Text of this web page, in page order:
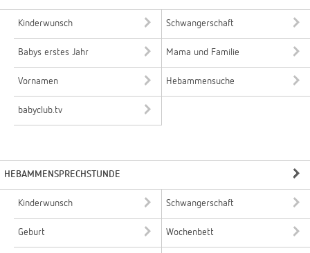
Kinderwunsch Schwangerschaft
Babys erstes Jahr Mama und Familie
Vornamen Hebammensuche
babyclub.tv
HEBAMMENSPRECHSTUNDE
Kinderwunsch Schwangerschaft
Geburt Wochenbett